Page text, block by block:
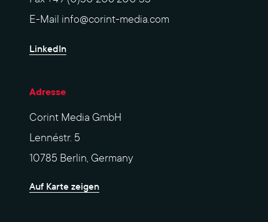
E-Mail info@corint-media.com
LinkedIn
Adresse
Corint Media GmbH
Lennéstr. 5
10785 Berlin, Germany
Auf Karte zeigen